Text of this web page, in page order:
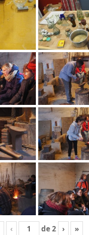
‹ de2 › »